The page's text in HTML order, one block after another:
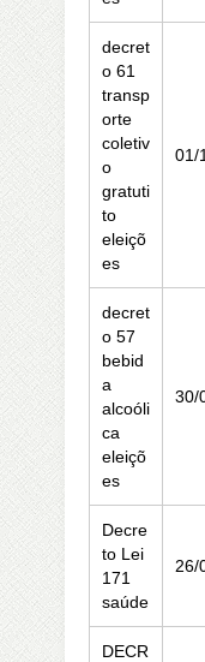
decret
o 61
transp
orte
coletiv
o
gratuti
to
eleiçõ
es
01/
decret
o 57
bebid
a
alcoóli
ca
eleiçõ
es
30/
Decre
to Lei
171
saúde
26/
DECR